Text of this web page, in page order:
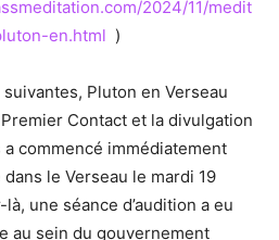
2024/11/medit
en.html )
Pluton en Verseau
Contact et la divulgation
commencé immédiatement
le Verseau le mardi 19
une séance d’audition a eu
au sein du gouvernement